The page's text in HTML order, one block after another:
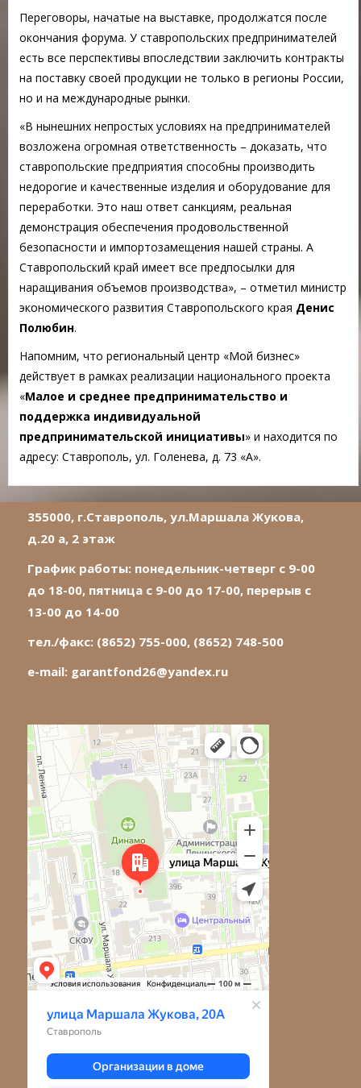
Переговоры, начатые на выставке, продолжатся после
окончания форума. У ставропольских предпринимателей
есть все перспективы впоследствии заключить контракты
на поставку своей продукции не только в регионы России,
но и на международные рынки.
«В нынешних непростых условиях на предпринимателей
возложена огромная ответственность – доказать, что
ставропольские предприятия способны производить
недорогие и качественные изделия и оборудование для
переработки. Это наш ответ санкциям, реальная
демонстрация обеспечения продовольственной
безопасности и импортозамещения нашей страны. А
Ставропольский край имеет все предпосылки для
наращивания объемов производства», – отметил министр
экономического развития Ставропольского края Денис
Полюбин.
Напомним, что региональный центр «Мой бизнес»
действует в рамках реализации национального проекта
«Малое и среднее предпринимательство и
поддержка индивидуальной
предпринимательской инициативы» и находится по
адресу: Ставрополь, ул. Голенева, д. 73 «А».
355000, г.Ставрополь, ул.Маршала Жукова,
д.20 а, 2 этаж
График работы: понедельник-четверг с 9-00
до 18-00, пятница с 9-00 до 17-00, перерыв с
13-00 до 14-00
тел./факс: (8652) 755-000, (8652) 748-500
e-mail: garantfond26@yandex.ru